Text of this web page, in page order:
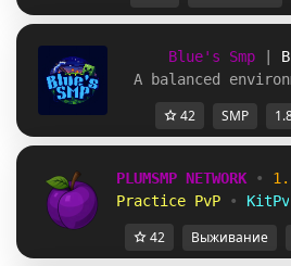
Blue's Smp
A balanced
42 SMP
PLUMSMP NETWORK •
Practice PvP
• KitPvP
42 Выживание